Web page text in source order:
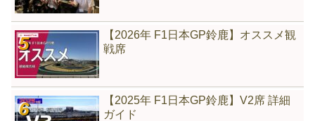
【2026年 F1日本GP鈴鹿】オススメ観
戦席
【2025年 F1日本GP鈴鹿】V2席 詳細
ガイド